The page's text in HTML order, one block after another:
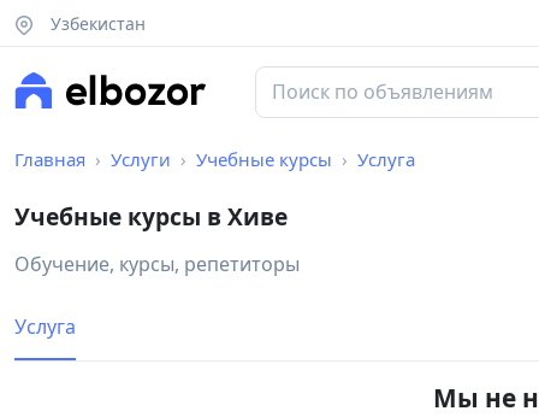
Узбекистан
Главная Услуги Учебные курсы Услуга
Учебные курсы в Хиве
Обучение, курсы, репетиторы
Услуга
Мы не